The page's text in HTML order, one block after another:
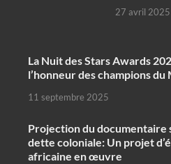
27 avril 2025
‎La Nuit des Stars Awards
l’honneur des champions du
11 septembre 2025
Projection du documentaire
dette coloniale: Un projet
africaine en œuvre‎